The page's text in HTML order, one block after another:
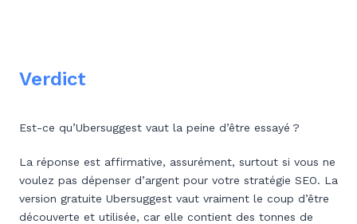
Verdict
Est-ce qu’Ubersuggest vaut la peine d’être essayé ?
La réponse est affirmative, assurément, surtout si vous ne
voulez pas dépenser d’argent pour votre stratégie SEO. La
version gratuite Ubersuggest vaut vraiment le coup d’être
découverte et utilisée, car elle contient des tonnes de